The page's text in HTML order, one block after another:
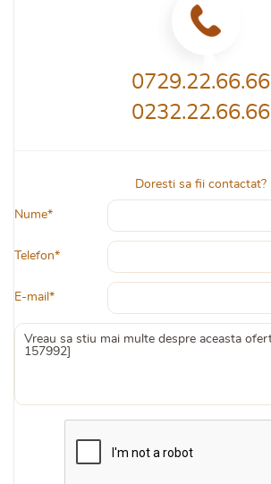
0729.22.66.66
0232.22.66.66
Doresti sa fii contactat?
Nume*
Telefon*
E-mail*